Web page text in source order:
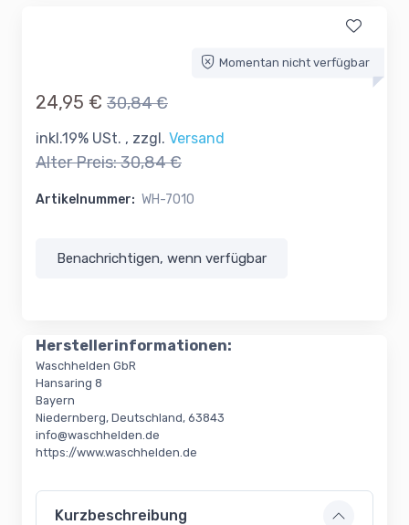
Momentan nicht verfügbar
24,95 € 30,84 €
inkl.19% USt. , zzgl. Versand
Alter Preis:30,84 €
Artikelnummer: WH-7010
Benachrichtigen, wenn verfügbar
Herstellerinformationen:
Waschhelden GbR
Hansaring 8
Bayern
Niedernberg, Deutschland, 63843
info@waschhelden.de
https://www.waschhelden.de
Kurzbeschreibung